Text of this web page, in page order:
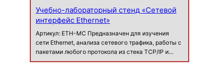
Учебно-лабораторный стенд «Сетевой
интерфейс Ethernet»
Артикул: ETH-MC Предназначен для изучения
сети Ethernet, анализа сетевого трафика, работы с
пакетами любого протокола из стека TCP/IP и
Ethernet. Стенд предоставляет следующую